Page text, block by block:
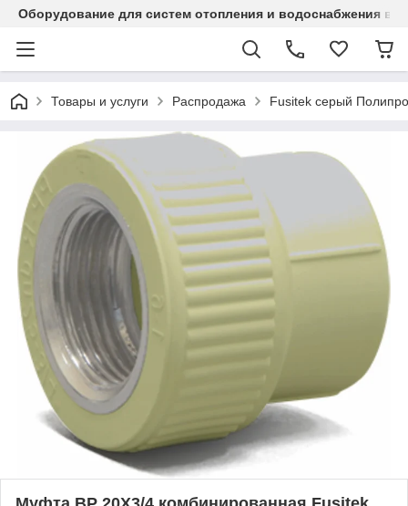
Оборудование для систем отопления и водоснабжения в
Товары и услуги Распродажа Fusitek серый